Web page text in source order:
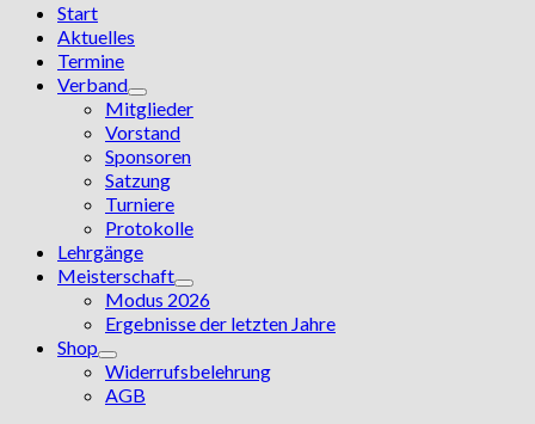
Start
Aktuelles
Termine
Verband
Mitglieder
Vorstand
Sponsoren
Satzung
Turniere
Protokolle
Lehrgänge
Meisterschaft
Modus 2026
Ergebnisse der letzten Jahre
Shop
Widerrufsbelehrung
AGB